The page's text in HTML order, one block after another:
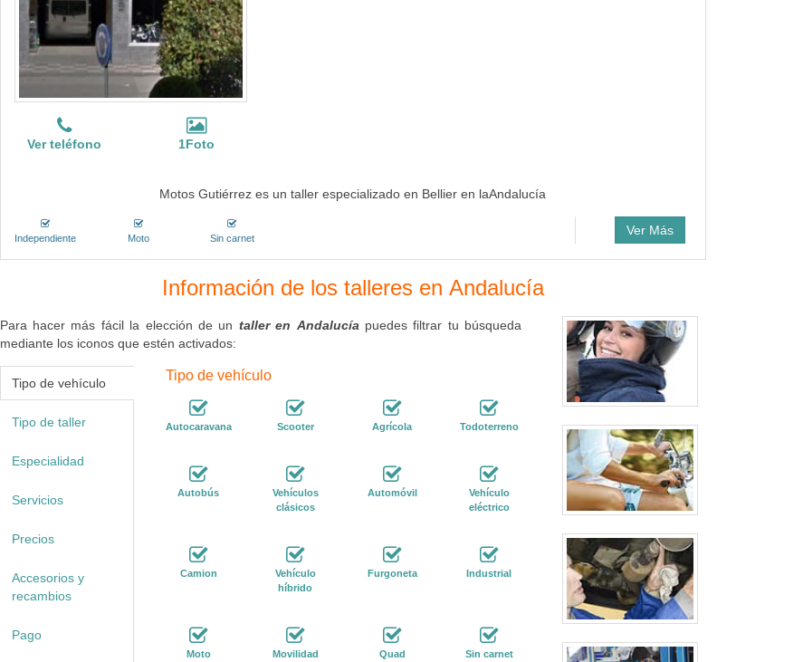
Ver teléfono 1Foto
Motos Gutiérrez es un taller especializado en Bellier en laAndalucía
Independiente Moto Sin carnet
Ver Más
Información de los talleres en Andalucía
Para hacer más fácil la elección de un taller en Andalucía puedes filtrar tu búsqueda
mediante los iconos que estén activados:
Tipo de vehículo
Tipo de taller
Especialidad
Servicios
Precios
Accesorios y
recambios
Pago
Tipo de vehículo
Autocaravana Scooter Agrícola Todoterreno
Autobús
Vehículos
clásicos
Automóvil
Vehículo
eléctrico
Camion
Vehículo
híbrido
Furgoneta Industrial
Moto
Movilidad
Quad Sin carnet